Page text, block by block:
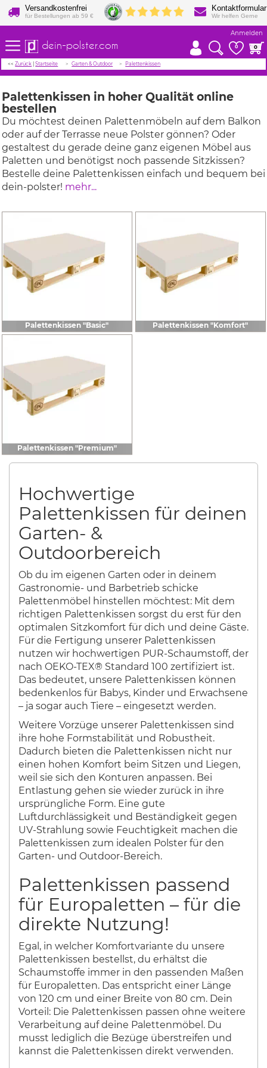
Versandkostenfrei
für Bestellungen ab 59 €
Kontaktformular
Wir helfen Gerne
dein-polster.com
Anmelden
0 0
<<Zurück |Startseite Garten & Outdoor Palettenkissen
Palettenkissen in hoher Qualität online
bestellen
Du möchtest deinen Palettenmöbeln auf dem Balkon
oder auf der Terrasse neue Polster gönnen? Oder
gestaltest du gerade deine ganz eigenen Möbel aus
Paletten und benötigst noch passende Sitzkissen?
Bestelle deine Palettenkissen einfach und bequem bei
dein-polster! mehr...
Palettenkissen "Basic" Palettenkissen "Komfort"
Palettenkissen "Premium"
Hochwertige
Palettenkissen für deinen
Garten- &
Outdoorbereich
Ob du im eigenen Garten oder in deinem
Gastronomie- und Barbetrieb schicke
Palettenmöbel hinstellen möchtest: Mit dem
richtigen Palettenkissen sorgst du erst für den
optimalen Sitzkomfort für dich und deine Gäste.
Für die Fertigung unserer Palettenkissen
nutzen wir hochwertigen PUR-Schaumstoff, der
nach OEKO-TEX® Standard 100 zertifiziert ist.
Das bedeutet, unsere Palettenkissen können
bedenkenlos für Babys, Kinder und Erwachsene
– ja sogar auch Tiere – eingesetzt werden.
Weitere Vorzüge unserer Palettenkissen sind
ihre hohe Formstabilität und Robustheit.
Dadurch bieten die Palettenkissen nicht nur
einen hohen Komfort beim Sitzen und Liegen,
weil sie sich den Konturen anpassen. Bei
Entlastung gehen sie wieder zurück in ihre
ursprüngliche Form. Eine gute
Luftdurchlässigkeit und Beständigkeit gegen
UV-Strahlung sowie Feuchtigkeit machen die
Palettenkissen zum idealen Polster für den
Garten- und Outdoor-Bereich.
Palettenkissen passend
für Europaletten – für die
direkte Nutzung!
Egal, in welcher Komfortvariante du unsere
Palettenkissen bestellst, du erhältst die
Schaumstoffe immer in den passenden Maßen
für Europaletten. Das entspricht einer Länge
von 120 cm und einer Breite von 80 cm. Dein
Vorteil: Die Palettenkissen passen ohne weitere
Verarbeitung auf deine Palettenmöbel. Du
musst lediglich die Bezüge überstreifen und
kannst die Palettenkissen direkt verwenden.